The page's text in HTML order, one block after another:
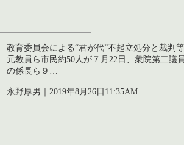
教育委員会による“君が代”不起立処分と裁判
元教員ら市民約50人が７月22日、衆院第二議
の係長ら９…
永野厚男｜2019年8月26日11:35AM